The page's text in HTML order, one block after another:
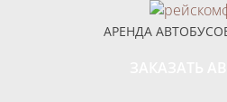
АРЕНДА